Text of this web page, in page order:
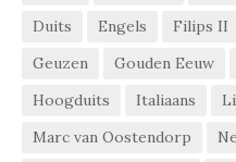
Duits
Engels Filips II
Geuzen
Gouden Eeuw
Hoogduits
Italiaans
Marc van Oostendorp